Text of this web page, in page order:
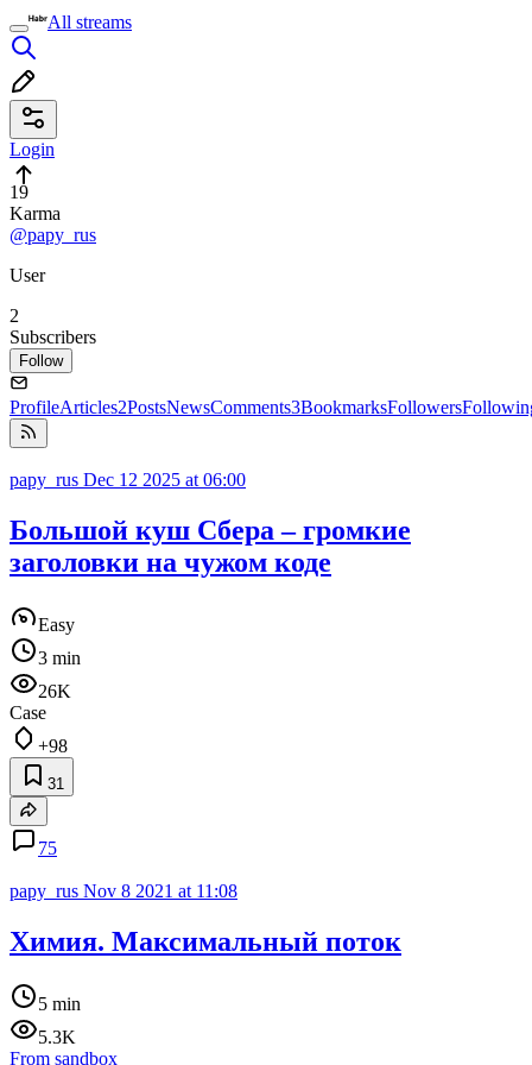
All streams
Login
19
Karma
@papy_rus
User
2
Subscribers
Follow
ProfileArticles2PostsNewsComments3BookmarksFollowers
papy_rus Dec 12 2025 at 06:00
Большой куш Сбера – громкие
заголовки на чужом коде
Easy
3 min
26K
Case
+98
31
75
papy_rus Nov 8 2021 at 11:08
Химия. Максимальный поток
5 min
5.3K
From sandbox